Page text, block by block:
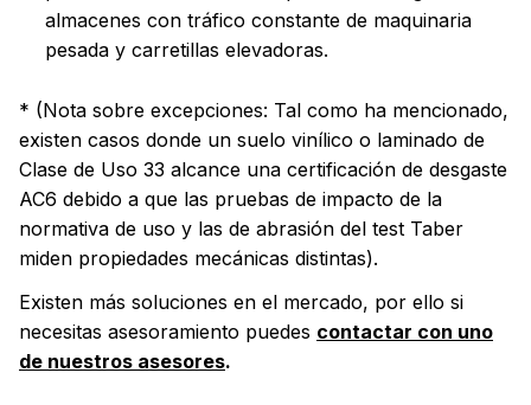
almacenes con tráfico constante de maquinaria
pesada y carretillas elevadoras.
* (Nota sobre excepciones: Tal como ha mencionado,
existen casos donde un suelo vinílico o laminado de
Clase de Uso 33 alcance una certificación de desgaste
AC6 debido a que las pruebas de impacto de la
normativa de uso y las de abrasión del test Taber
miden propiedades mecánicas distintas).
Existen más soluciones en el mercado, por ello si
necesitas asesoramiento puedes contactar con uno
de nuestros asesores.